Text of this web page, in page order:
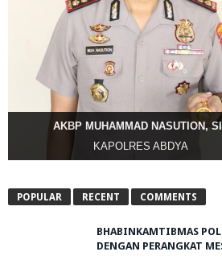
AKBP MUHAMMAD NASUTION,
KAPOLRES ABDYA
POPULAR RECENT COMMENTS
BHABINKAMTIBMAS
DENGAN PERANGKAT